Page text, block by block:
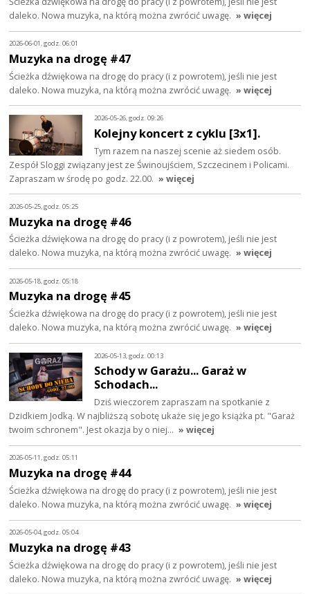
daleko. Nowa muzyka, na którą można zwrócić uwagę. » więcej
2026-06-01, godz. 06:01
Muzyka na drogę #47
Ścieżka dźwiękowa na drogę do pracy (i z powrotem), jeśli nie jest
daleko. Nowa muzyka, na którą można zwrócić uwagę. » więcej
2026-05-26, godz. 09:26
Kolejny koncert z cyklu [3x1].
Tym razem na naszej scenie aż siedem osób.
Zespół Sloggi związany jest ze Świnoujściem, Szczecinem i Policami.
Zapraszam w środę po godz. 22.00. » więcej
2026-05-25, godz. 05:25
Muzyka na drogę #46
Ścieżka dźwiękowa na drogę do pracy (i z powrotem), jeśli nie jest
daleko. Nowa muzyka, na którą można zwrócić uwagę. » więcej
2026-05-18, godz. 05:18
Muzyka na drogę #45
Ścieżka dźwiękowa na drogę do pracy (i z powrotem), jeśli nie jest
daleko. Nowa muzyka, na którą można zwrócić uwagę. » więcej
2026-05-13, godz. 00:13
Schody w Garażu... Garaż w
Schodach...
Dziś wieczorem zapraszam na spotkanie z
Dzidkiem Jodką. W najbliższą sobotę ukaże się jego książka pt. "Garaż
twoim schronem". Jest okazja by o niej… » więcej
2026-05-11, godz. 05:11
Muzyka na drogę #44
Ścieżka dźwiękowa na drogę do pracy (i z powrotem), jeśli nie jest
daleko. Nowa muzyka, na którą można zwrócić uwagę. » więcej
2026-05-04, godz. 05:04
Muzyka na drogę #43
Ścieżka dźwiękowa na drogę do pracy (i z powrotem), jeśli nie jest
daleko. Nowa muzyka, na którą można zwrócić uwagę. » więcej